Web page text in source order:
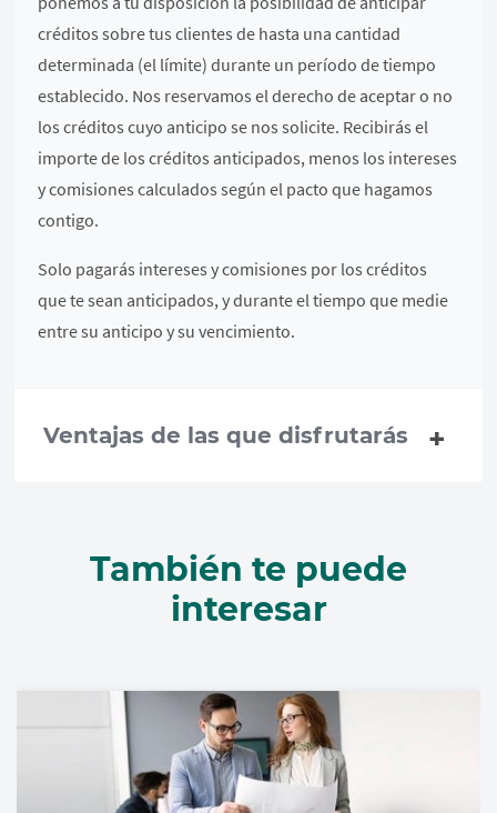
créditos sobre tus clientes de hasta una cantidad
determinada (el límite) durante un período de tiempo
establecido. Nos reservamos el derecho de aceptar o no
los créditos cuyo anticipo se nos solicite. Recibirás el
importe de los créditos anticipados, menos los intereses
y comisiones calculados según el pacto que hagamos
contigo.
Solo pagarás intereses y comisiones por los créditos
que te sean anticipados, y durante el tiempo que medie
entre su anticipo y su vencimiento.
Ventajas de las que disfrutarás
También te puede
interesar